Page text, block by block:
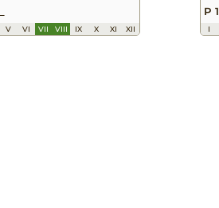
V VI VII VIII IX X XI XII
P 1
I